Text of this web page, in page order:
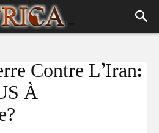
Contre L’Iran:
À